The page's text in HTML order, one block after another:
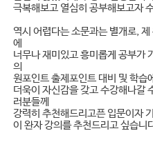
극복해보고 열심히 공부해보고자
역시 어렵다는 소문과는 별개로,
에
너무나 재미있고 흥미롭게 공부가
의
원포인트 출제포인트 대비 및 학습
더욱이 자신감을 갖고 수강해나갈
러분들께
강력히 추천해드리고픈 입문이자
이 완자 강의를 추천드리고 싶습니